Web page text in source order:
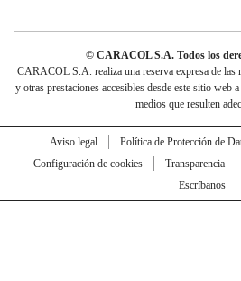
© CARACOL S.A. Todos los
CARACOL S.A. realiza una reserva expresa de las
y otras prestaciones accesibles desde este sitio web
medios que resulten
Aviso legal Política de Protección de
Configuración de cookies
Transparencia
Escríbanos